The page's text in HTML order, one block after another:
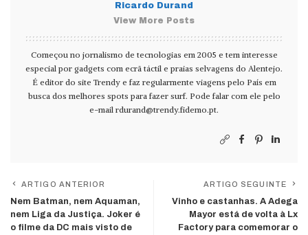
Ricardo Durand
View More Posts
Começou no jornalismo de tecnologias em 2005 e tem interesse
especial por gadgets com ecrã táctil e praias selvagens do Alentejo.
É editor do site Trendy e faz regularmente viagens pelo País em
busca dos melhores spots para fazer surf. Pode falar com ele pelo
e-mail rdurand@trendy.fidemo.pt.
ARTIGO ANTERIOR
Nem Batman, nem Aquaman,
nem Liga da Justiça. Joker é
o filme da DC mais visto de
ARTIGO SEGUINTE
Vinho e castanhas. A Adega
Mayor está de volta à Lx
Factory para comemorar o